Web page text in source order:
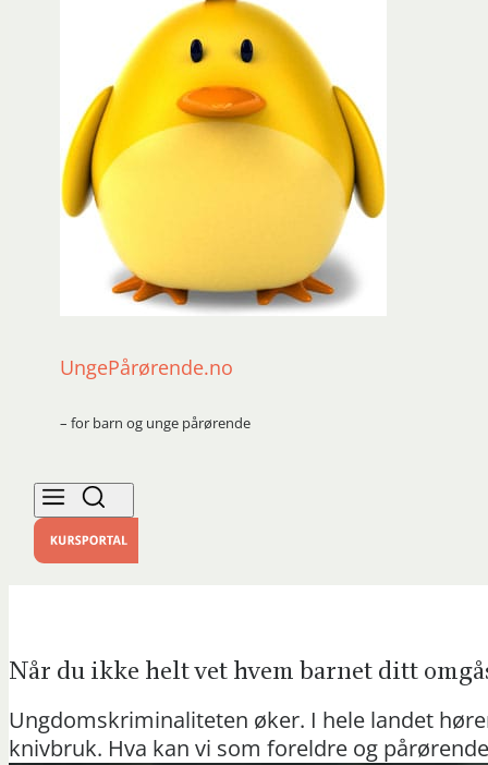
UngePårørende.no
– for barn og unge pårørende
Når du ikke helt vet hvem barnet ditt
Ungdomskriminaliteten øker. I hele landet
knivbruk. Hva kan vi som foreldre og